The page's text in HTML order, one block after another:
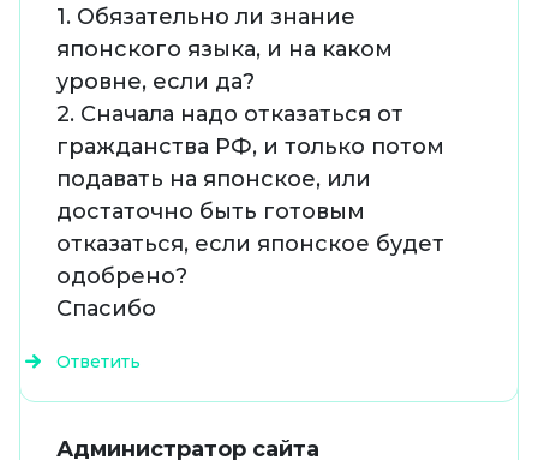
1. Обязательно ли знание
японского языка, и на каком
уровне, если да?
2. Сначала надо отказаться от
гражданства РФ, и только потом
подавать на японское, или
достаточно быть готовым
отказаться, если японское будет
одобрено?
Спасибо
Ответить
Администратор сайта